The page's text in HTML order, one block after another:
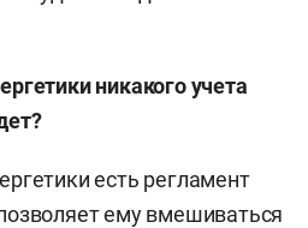
в качестве главного
никакого учета
есть регламент
ему вмешиваться